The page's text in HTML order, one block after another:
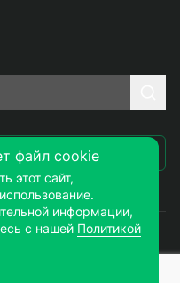
Написать письмо
компонентов
файл cookie
этот сайт,
информации,
с нашей Политикой